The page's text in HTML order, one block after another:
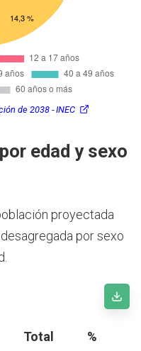
de 2038 - INEC
edad y sexo
proyectada
por sexo
Total %